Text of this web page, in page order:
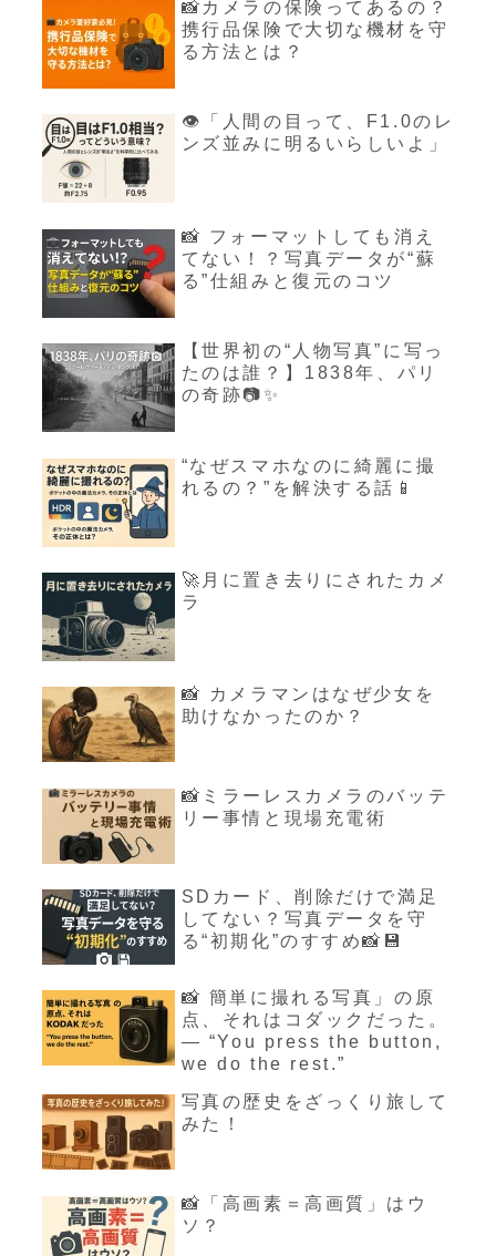
📸カメラの保険ってあるの？
携行品保険で大切な機材を守
る方法とは？
👁「人間の目って、F1.0のレ
ンズ並みに明るいらしいよ」
📸 フォーマットしても消え
てない！？写真データが“蘇
る”仕組みと復元のコツ
【世界初の“人物写真”に写っ
たのは誰？】1838年、パリ
の奇跡📷✨
“なぜスマホなのに綺麗に撮
れるの？”を解決する話📱
🚀月に置き去りにされたカメ
ラ
📸 カメラマンはなぜ少女を
助けなかったのか？
📸ミラーレスカメラのバッテ
リー事情と現場充電術
SDカード、削除だけで満足
してない？写真データを守
る“初期化”のすすめ📸💾
📸 簡単に撮れる写真」の原
点、それはコダックだった。
— “You press the button,
we do the rest.”
写真の歴史をざっくり旅して
みた！
📸「高画素＝高画質」はウ
ソ？